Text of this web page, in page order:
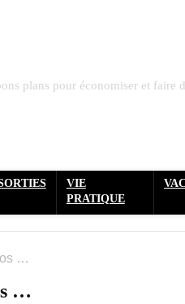
plans pour économiser et faire
VIE
PRATIQUE
…
…